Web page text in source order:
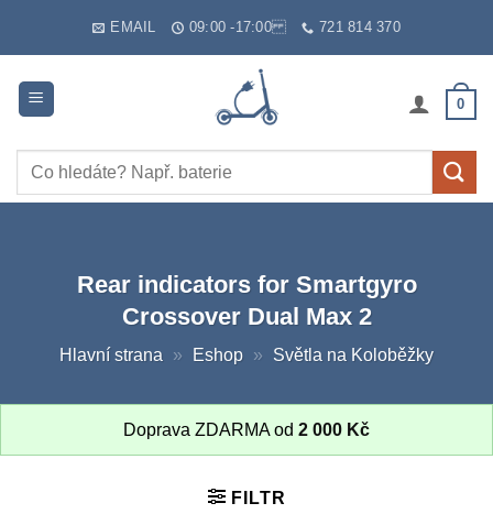
EMAIL 09:00 -17:00 721 814 370
0
Hledat:
Rear indicators for Smartgyro
Crossover Dual Max 2
Hlavní strana » Eshop » Světla na Koloběžky
Doprava ZDARMA od 2 000 Kč
FILTR